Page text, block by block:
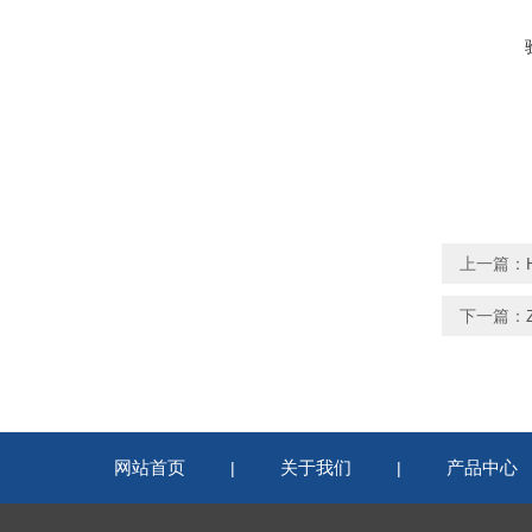
上一篇：
下一篇：
网站首页 | 关于我们 | 产品中心